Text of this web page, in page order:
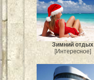
Зимний отдых
[Интересное]